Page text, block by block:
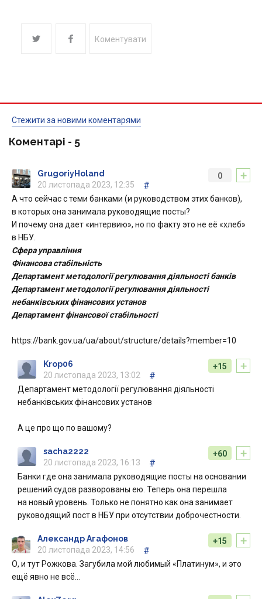
Коментувати
Стежити за новими коментарями
Коментарі - 5
+
0
GrugoriyHoland
20 листопада 2023, 12:35
#
А что сейчас с теми банками (и руководством этих банков),
в которых она занимала руководящие посты?
И почему она дает «интервию», но по факту это не её «хлеб»
в НБУ.
Сфера управління
Фінансова стабільність
Департамент методології регулювання діяльності банків
Департамент методології регулювання діяльності
небанківських фінансових установ
Департамент фінансової стабільності
https://bank.gov.ua/ua/about/structure/details?member=10
+
+15
Krop06
20 листопада 2023, 13:02
#
Департамент методології регулювання діяльності
небанківських фінансових установ
А це про що по вашому?
+
+60
sacha2222
20 листопада 2023, 16:13
#
Банки где она занимала руководящие посты на основании
решений судов разворованы ею. Теперь она перешла
на новый уровень. Только не понятно как она занимает
руководящий пост в НБУ при отсутствии доброчестности.
+
+15
Александр Агафонов
20 листопада 2023, 14:56
#
О, и тут Рожкова. Загубила мой любимый «Платинум», и это
ещё явно не всё…